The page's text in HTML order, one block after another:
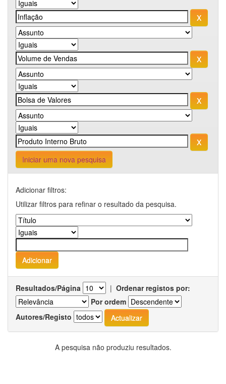
Iniciar uma nova pesquisa
Adicionar filtros:
Utilizar filtros para refinar o resultado da pesquisa.
Resultados/Página | Ordenar registos por:
Por ordem
Autores/Registo
A pesquisa não produziu resultados.